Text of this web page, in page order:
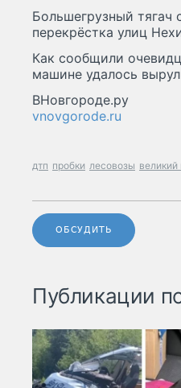
Большегрузный тягач
перекрёстка улиц
Как сообщили
машине удалось
ВНовгороде.ру
vnovgorode.ru
дтп пробки лесовозы великий
ОБСУДИТЬ
Публикации